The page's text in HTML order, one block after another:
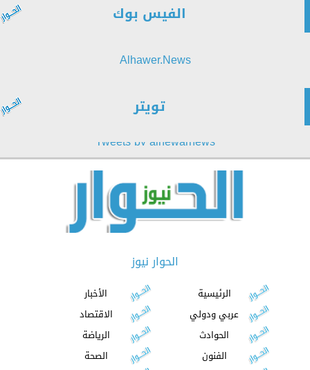
الفيس بوك
Alhawer.News
تويتر
Tweets by alhewarnews
الحوار نيوز
الرئيسية
الأخبار
عربي ودولي
الاقتصاد
الحوادث
الرياضة
الفنون
الصحة